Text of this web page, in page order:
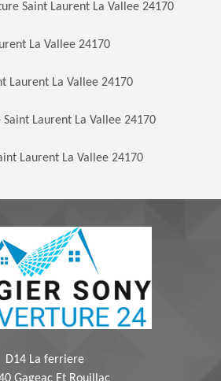
Saint Laurent La Vallee 24170
La Vallee 24170
Laurent La Vallee 24170
Laurent La Vallee 24170
Laurent La Vallee 24170
D14 La ferriere